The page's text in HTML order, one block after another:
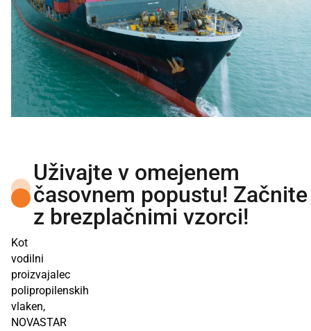
Uživajte v omejenem
časovnem popustu! Začnite
z brezplačnimi vzorci!
Kot
vodilni
proizvajalec
polipropilenskih
vlaken,
NOVASTAR